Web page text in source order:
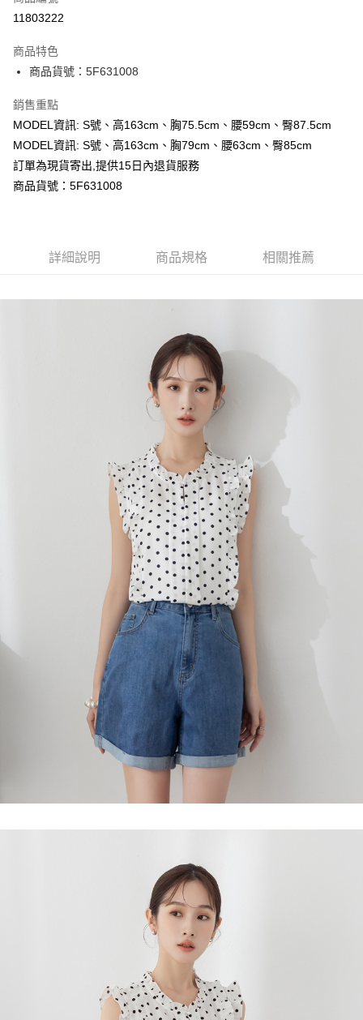
超商取貨付款
Apple Pay
Google Pay
運送方式
全家取貨付款
每筆NT$80，滿NT$699(含以上)免運費
7-11取貨付款
每筆NT$80，滿NT$699(含以上)免運費
每筆NT$120，滿NT$699(含以上)免運費
11803222
商品特色
商品貨號：5F631008
銷售重點
MODEL資訊: S號、高163cm、胸75.5cm、腰59cm、臀87.5cm
MODEL資訊: S號、高163cm、胸79cm、腰63cm、臀85cm
訂單為現貨寄出,提供15日內退貨服務
商品貨號：5F631008
詳細說明 商品規格 相關推薦